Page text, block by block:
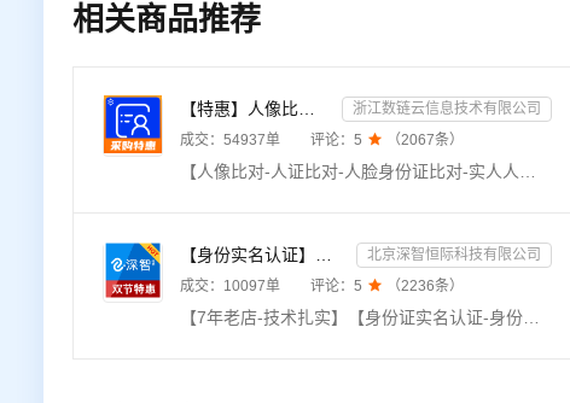
相关商品推荐
【特惠】人像比对-人证比对-人脸身份证比对-实人人证-人脸识别-人证验证-身份证三要素-实名
浙江数链云信息技术有限公司
成交： 54937单 评论： 5  （2067条）
【人像比对-人证比对-人脸身份证比对-实人人证-人脸识别-人证验证-身份证三要素-实名】★输入姓名、身份证号码和一张人脸照片，进行专业数据比对，返回比对分值。直连官方数据源，校验准确，核验高效。毫秒级响应，支持高并发，24h不间断运维，专业技术支持在线服务。该接口可适配API活体检测接口及SDK活体检测接口（咨询客服）。
【身份实名认证】身份证二要素核验-身份证实名认证-身份证二要素-身份证实名-身份证实名认证-身份实名认证
北京深智恒际科技有限公司
成交： 10097单 评论： 5  （2236条）
【7年老店-技术扎实】【身份证实名认证-身份证二要素】【免费赠送OCR产品】【精品API提供精品服务】身份实名认证二要素接口是根据核对姓名和身份证号码是否一致，进而核验个人身份真伪。身份实名认证-身份证-身份实名认证核验-身份实名认证-实名认证-身份证实名认证查询-身份实名认证-中国港澳台身份实名认证-身份实名认证查询-身份证认证-身份证实名】【有问题随时联系客服，及时响应】